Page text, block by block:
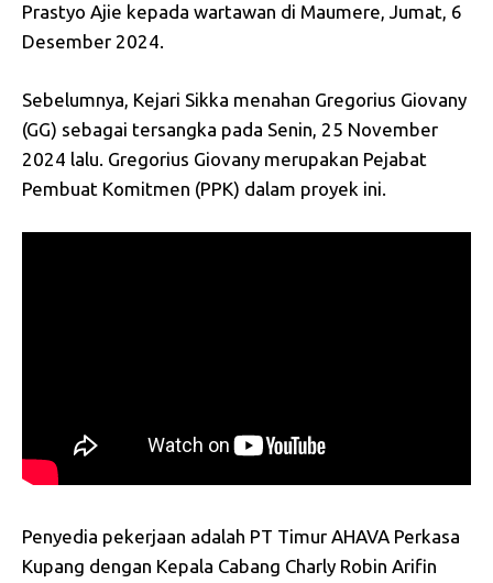
Prastyo Ajie kepada wartawan di Maumere, Jumat, 6
Desember 2024.
Sebelumnya, Kejari Sikka menahan Gregorius Giovany
(GG) sebagai tersangka pada Senin, 25 November
2024 lalu. Gregorius Giovany merupakan Pejabat
Pembuat Komitmen (PPK) dalam proyek ini.
Penyedia pekerjaan adalah PT Timur AHAVA Perkasa
Kupang dengan Kepala Cabang Charly Robin Arifin